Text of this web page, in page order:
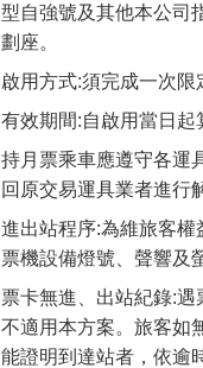
型自強號及其他本公司
劃座。
啟用方式:須完成一次限
有效期間:自啟用當日起
持月票乘車應遵守各運
回原交易運具業者進行
進出站程序:為維旅客
票機設備燈號、聲響及
票卡無進、出站紀錄:
不適用本方案。旅客如
能證明到達站者，依逾